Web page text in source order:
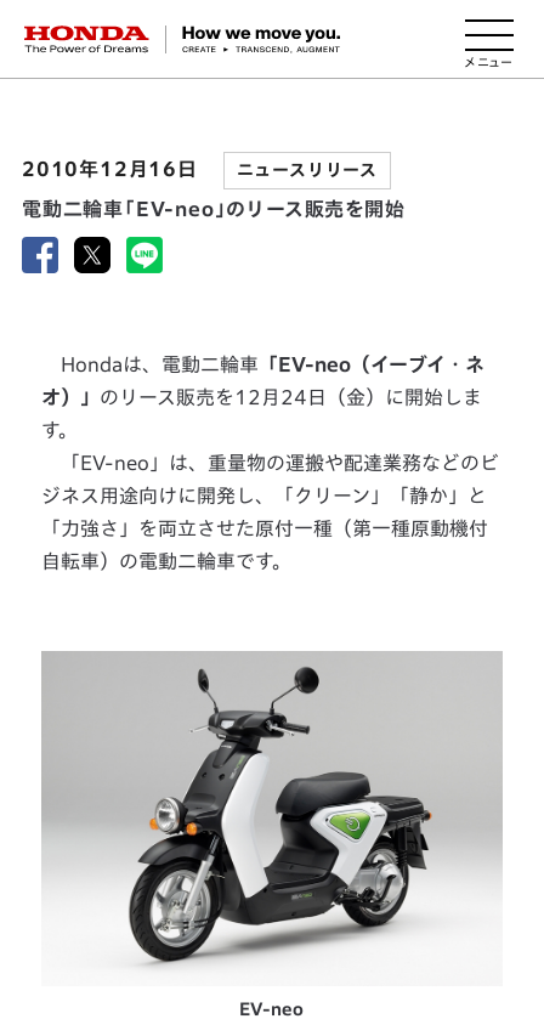
HONDA The Power of Dreams
2010年12月16日 ニュースリリース
電動二輪車「EV-neo」のリース販売を開始
Hondaは、電動二輪車 「EV-neo（イーブイ・ネ
オ）」 のリース販売を12月24日（金）に開始しま
す。
「EV-neo」は、重量物の運搬や配達業務などのビ
ジネス用途向けに開発し、「クリーン」「静か」と
「力強さ」を両立させた原付一種（第一種原動機付
自転車）の電動二輪車です。
EV-neo